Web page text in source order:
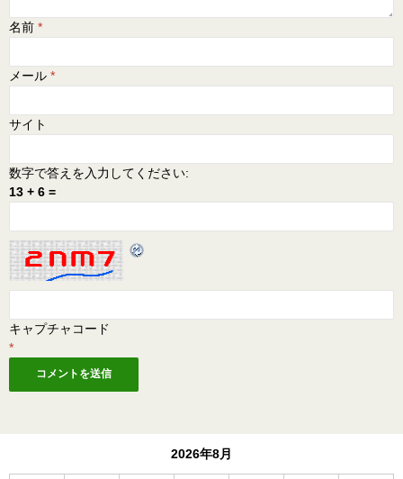
名前 *
メール *
サイト
数字で答えを入力してください:
13 + 6 =
キャプチャコード
*
2026年8月